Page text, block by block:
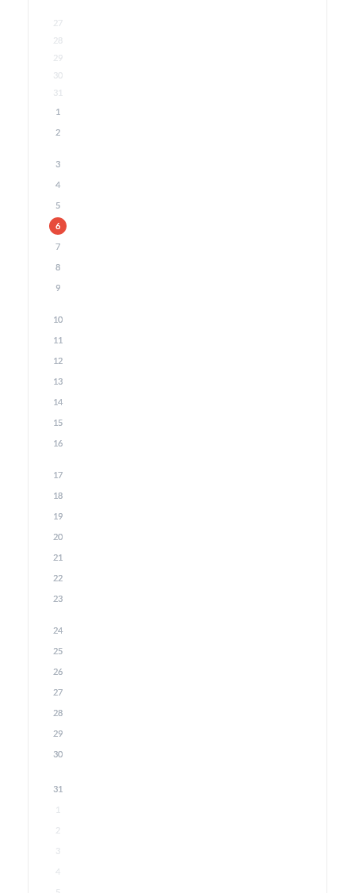
27
28
29
30
31
1
2
3
4
5
6
7
8
9
10
11
12
13
14
15
16
17
18
19
20
21
22
23
24
25
26
27
28
29
30
31
1
2
3
4